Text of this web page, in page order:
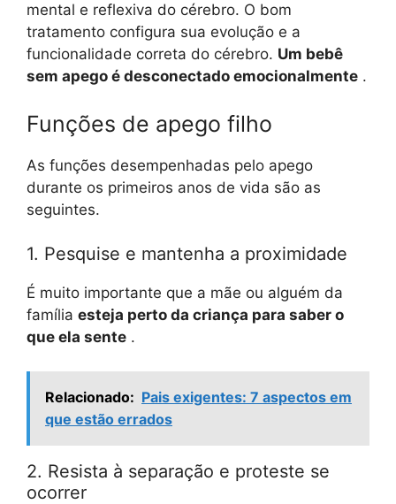
mental e reflexiva do cérebro. O bom
tratamento configura sua evolução e a
funcionalidade correta do cérebro. Um bebê
sem apego é desconectado emocionalmente .
Funções de apego filho
As funções desempenhadas pelo apego
durante os primeiros anos de vida são as
seguintes.
1. Pesquise e mantenha a proximidade
É muito importante que a mãe ou alguém da
família esteja perto da criança para saber o
que ela sente .
Relacionado: Pais exigentes: 7 aspectos em
que estão errados
2. Resista à separação e proteste se
ocorrer